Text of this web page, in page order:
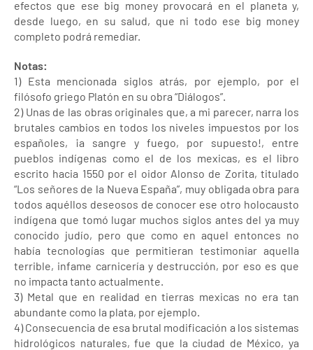
efectos que ese big money provocará en el planeta y,
desde luego, en su salud, que ni todo ese big money
completo podrá remediar.
Notas:
1) Esta mencionada siglos atrás, por ejemplo, por el
filósofo griego Platón en su obra “Diálogos”.
2) Unas de las obras originales que, a mi parecer, narra los
brutales cambios en todos los niveles impuestos por los
españoles, ¡a sangre y fuego, por supuesto!, entre
pueblos indígenas como el de los mexicas, es el libro
escrito hacia 1550 por el oidor Alonso de Zorita, titulado
“Los señores de la Nueva España”, muy obligada obra para
todos aquéllos deseosos de conocer ese otro holocausto
indígena que tomó lugar muchos siglos antes del ya muy
conocido judío, pero que como en aquel entonces no
había tecnologías que permitieran testimoniar aquella
terrible, infame carnicería y destrucción, por eso es que
no impacta tanto actualmente.
3) Metal que en realidad en tierras mexicas no era tan
abundante como la plata, por ejemplo.
4) Consecuencia de esa brutal modificación a los sistemas
hidrológicos naturales, fue que la ciudad de México, ya